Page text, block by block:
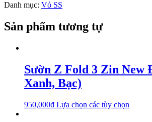
Danh mục: Vỏ SS
Sản phẩm tương tự
Sườn Z Fold 3 Zin New
Xanh, Bạc)
950,000₫ Lựa chọn các tùy chọn